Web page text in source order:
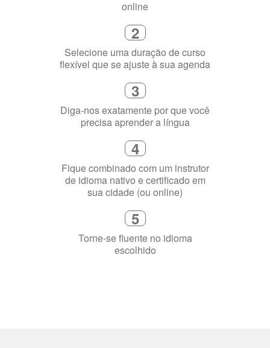
Escolha um curso presencial ou
2
Selecione uma duração de curso
3
Diga-nos exatamente por que você
4
Fique combinado com um instrutor
de idioma nativo e certificado em
5
Torne-se fluente no idioma